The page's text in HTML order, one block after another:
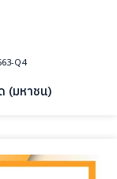
Q4
(มหาชน)